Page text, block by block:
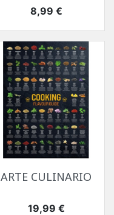
Precio
8,99 €
ARTE CULINARIO
Precio
19,99 €